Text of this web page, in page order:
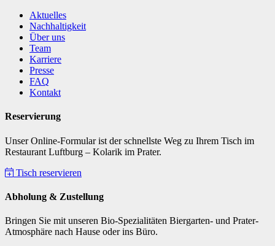
Aktuelles
Nachhaltigkeit
Über uns
Team
Karriere
Presse
FAQ
Kontakt
Reservierung
Unser Online-Formular ist der schnellste Weg zu Ihrem Tisch im
Restaurant Luftburg – Kolarik im Prater.
Tisch reservieren
Abholung & Zustellung
Bringen Sie mit unseren Bio-Spezialitäten Biergarten- und Prater-
Atmosphäre nach Hause oder ins Büro.